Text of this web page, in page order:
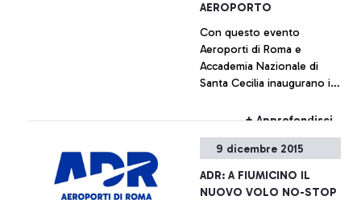
AEROPORTO
Con questo evento
Aeroporti di Roma e
Accademia Nazionale di
Santa Cecilia inaugurano il
Cecilia al Volo”, ogni
Leonardo da Vinci
+ Approfondisci
9 dicembre 2015
ADR: A FIUMICINO IL
NUOVO VOLO NO-STOP